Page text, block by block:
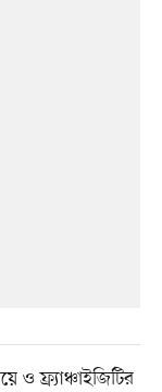
ও ফ্র্যাঞ্চাইজিটির